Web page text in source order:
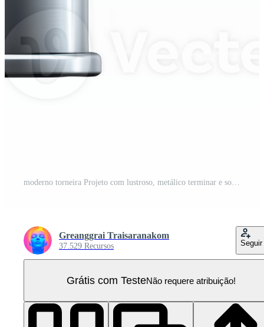
moderno torneira Projeto com lustroso, metálico terminar e solteiro gotícula do água. isto à moda fixação é perfeito para contemporâneo cozinhas ou banheiros, adicionando toque do elegância PNG Pro
Greanggrai Traisaranakom
37.529 Recursos Seguir
Grátis com TesteNão requere atribuição!